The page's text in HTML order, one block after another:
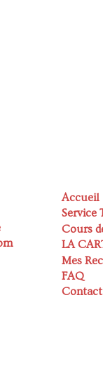
Accueil
Service
Cours
LA
Mes
FAQ
Contact